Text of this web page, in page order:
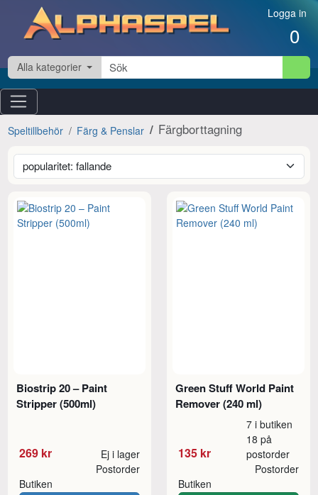
Hoppa till innehåll Logga in
0
Alla kategorier
Speltillbehör Färg & Penslar Färgborttagning
Biostrip 20 – Paint
Stripper (500ml)
269 kr Ej i lager
Butiken
Postorder
Green Stuff World Paint
Remover (240 ml)
135 kr
7 i butiken
18 på
postorder
Butiken
Postorder